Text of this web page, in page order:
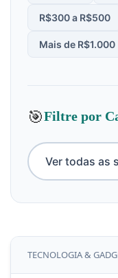
R$300 a R$500
Mais de R$1.000
🎯Filtre por
TECNOLOGIA &